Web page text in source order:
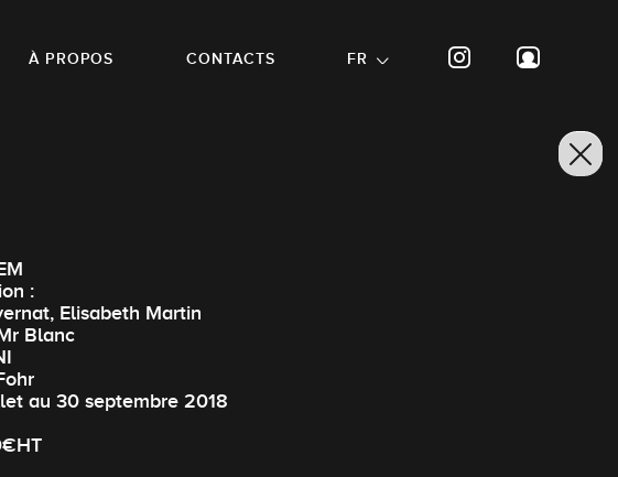
À PROPOS CONTACTS FR
:
Elisabeth Martin
Blanc
au 30 septembre 2018